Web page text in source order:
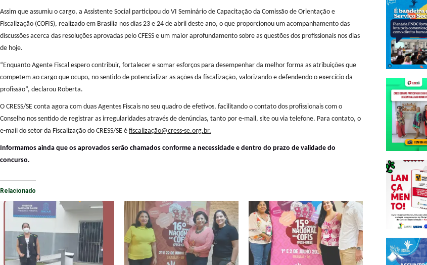
Assim que assumiu o cargo, a Assistente Social participou do VI Seminário de Capacitação da Comissão de Orientação e
Fiscalização (COFIS), realizado em Brasília nos dias 23 e 24 de abril deste ano, o que proporcionou um acompanhamento das
discussões acerca das resoluções aprovadas pelo CFESS e um maior aprofundamento sobre as questões dos profissionais nos dias
de hoje.
“Enquanto Agente Fiscal espero contribuir, fortalecer e somar esforços para desempenhar da melhor forma as atribuições que
competem ao cargo que ocupo, no sentido de potencializar as ações da fiscalização, valorizando e defendendo o exercício da
profissão”, declarou Roberta.
O CRESS/SE conta agora com duas Agentes Fiscais no seu quadro de efetivos, facilitando o contato dos profissionais com o
Conselho nos sentido de registrar as irregularidades através de denúncias, tanto por e-mail, site ou via telefone. Para contato, o
e-mail do setor da Fiscalização do CRESS/SE é fiscalização@cress-se.org.br.
Informamos ainda que os aprovados serão chamados conforme a necessidade e dentro do prazo de validade do
concurso.
Relacionado